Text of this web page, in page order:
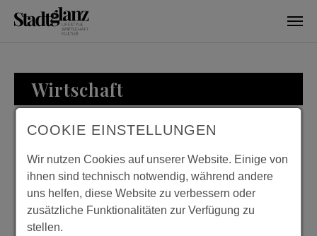
Wirtschaft
WIRTSCHAFT
ZU BESUCH BEI
COOKIE EINSTELLUNGEN
Wir nutzen Cookies auf unserer Website. Einige von
ihnen sind technisch notwendig, während andere
uns helfen, diese Website zu verbessern oder
zusätzliche Funktionalitäten zur Verfügung zu
stellen.